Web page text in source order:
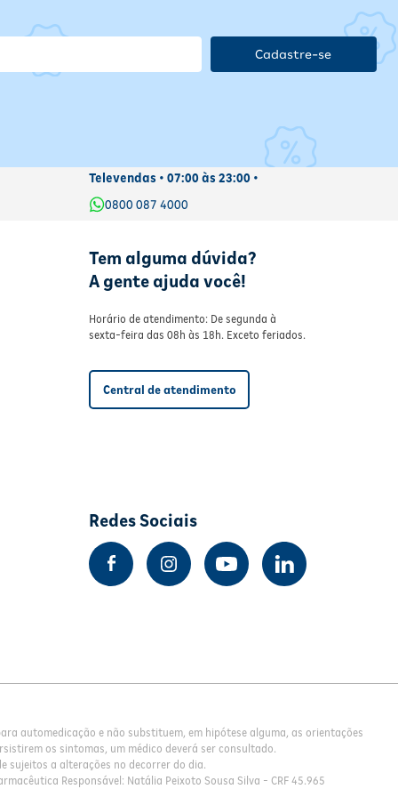
Cadastre-se
Televendas • 07:00 às 23:00 •
0800 087 4000
Tem alguma dúvida?
A gente ajuda você!
Horário de atendimento: De segunda à
sexta-feira das 08h às 18h. Exceto feriados.
Central de atendimento
Redes Sociais
automedicação e não substituem, em hipótese alguma, as orientações
os sintomas, um médico deverá ser consultado.
sujeitos a alterações no decorrer do dia.
Responsável: Natália Peixoto Sousa Silva - CRF 45.965